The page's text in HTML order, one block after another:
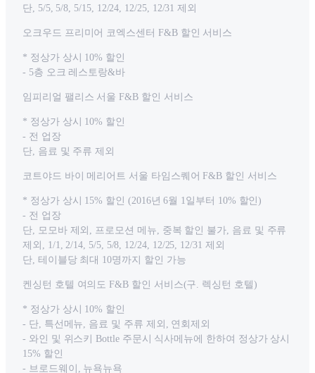
단, 5/5, 5/8, 5/15, 12/24, 12/25, 12/31 제외
오크우드 프리미어 코엑스센터 F&B 할인 서비스
* 정상가 상시 10% 할인
- 5층 오크 레스토랑&바
임피리얼 팰리스 서울 F&B 할인 서비스
* 정상가 상시 10% 할인
- 전 업장
단, 음료 및 주류 제외
코트야드 바이 메리어트 서울 타임스퀘어 F&B 할인 서비스
* 정상가 상시 15% 할인 (2016년 6월 1일부터 10% 할인)
- 전 업장
단, 모모바 제외, 프로모션 메뉴, 중복 할인 불가, 음료 및 주류
제외, 1/1, 2/14, 5/5, 5/8, 12/24, 12/25, 12/31 제외
단, 테이블당 최대 10명까지 할인 가능
켄싱턴 호텔 여의도 F&B 할인 서비스(구. 렉싱턴 호텔)
* 정상가 상시 10% 할인
- 단, 특선메뉴, 음료 및 주류 제외, 연회제외
- 와인 및 위스키 Bottle 주문시 식사메뉴에 한하여 정상가 상시
15% 할인
- 브로드웨이, 뉴욕뉴욕